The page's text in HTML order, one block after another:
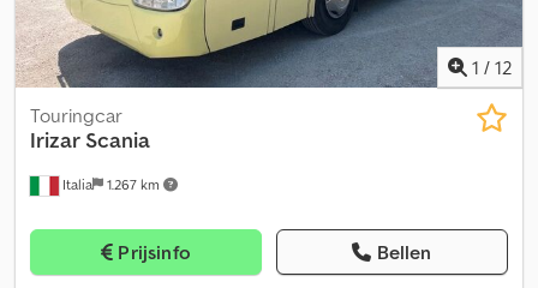
1 / 12
Italia 1.267 km
Touringcar
Irizar Scania
Prijsinfo Bellen